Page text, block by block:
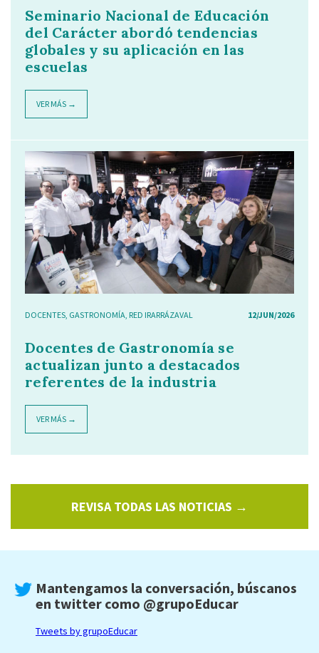
Seminario Nacional de Educación
del Carácter abordó tendencias
globales y su aplicación en las
escuelas
VER MÁS →
DOCENTES, GASTRONOMÍA, RED IRARRÁZAVAL 12/JUN/2026
Docentes de Gastronomía se
actualizan junto a destacados
referentes de la industria
VER MÁS →
REVISA TODAS LAS NOTICIAS →
Mantengamos la conversación, búscanos
en twitter como @grupoEducar
Tweets by grupoEducar